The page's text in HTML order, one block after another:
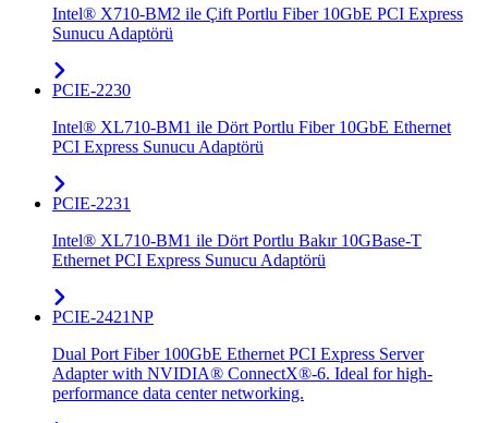
Intel® X710-BM2 ile Çift Portlu Fiber 10GbE PCI Express
Sunucu Adaptörü
PCIE-2230
Intel® XL710-BM1 ile Dört Portlu Fiber 10GbE Ethernet
PCI Express Sunucu Adaptörü
PCIE-2231
Intel® XL710-BM1 ile Dört Portlu Bakır 10GBase-T
Ethernet PCI Express Sunucu Adaptörü
PCIE-2421NP
Dual Port Fiber 100GbE Ethernet PCI Express Server
Adapter with NVIDIA® ConnectX®-6. Ideal for high-
performance data center networking.